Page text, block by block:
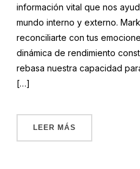
información vital que nos
mundo interno y externo.
reconciliarte con tus
dinámica de rendimiento
rebasa nuestra capacidad
[…]
LEER MÁS